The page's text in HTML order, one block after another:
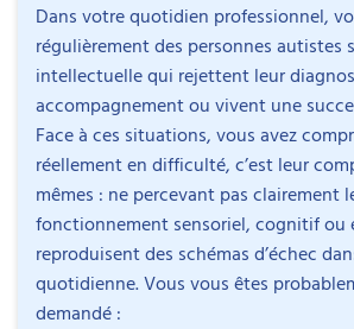
Dans votre quotidien professionnel,
régulièrement des personnes autistes
intellectuelle qui rejettent leur
accompagnement ou vivent une
Face à ces situations, vous avez
réellement en difficulté, c’est leur
mêmes : ne percevant pas clairement
fonctionnement sensoriel, cognitif ou
reproduisent des schémas d’échec
quotidienne. Vous vous êtes
demandé :